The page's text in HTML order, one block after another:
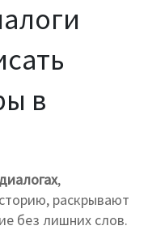
в
,
раскрывают
без лишних слов.